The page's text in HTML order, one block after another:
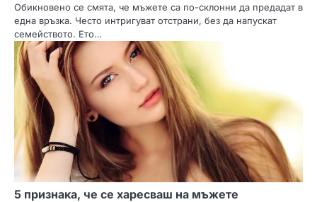
Обикновено се смята, че мъжете са по-склонни да предадат в
една връзка. Често интригуват отстрани, без да напускат
семейството. Ето…
5 признака, че се харесваш на мъжете